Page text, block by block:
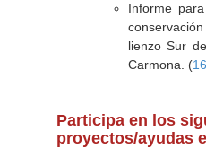
Informe
lienzo Sur
Carmona. (
Participa en los
proyectos/ayudas